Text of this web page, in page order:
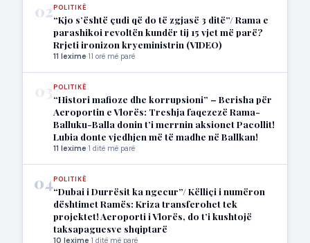
02POLITIKË
“Kjo s’është çudi që do të zgjasë 3 ditë”/ Rama e
parashikoi revoltën kundër tij 15 vjet më parë?
Rrjeti ironizon kryeministrin (VIDEO)
11 lexime·11 orë më parë
POLITIKË
“Histori mafioze dhe korrupsioni” – Berisha për
Aeroportin e Vlorës: Treshja faqezezë Rama-
Balluku-Balla donin t’i merrnin aksionet Pacollit!
Lubia donte vjedhjen më të madhe në Ballkan!
11 lexime·1 ditë më parë
04POLITIKË
“Dubai i Durrësit ka ngecur”/ Këlliçi i numëron
dështimet Ramës: Kriza transferohet tek
projektet! Aeroporti i Vlorës, do t’i kushtojë
taksapaguesve shqiptarë
10 lexime·1 ditë më parë